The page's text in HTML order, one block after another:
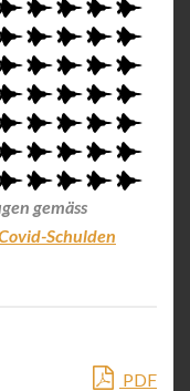
gemäss
Schulden
PDF